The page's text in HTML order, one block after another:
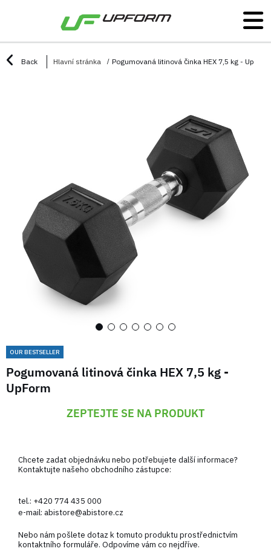
Back Hlavní stránka Pogumovaná litinová činka HEX 7,5 kg - UpForm
Pogumovaná litinová činka HEX 7,5 kg -
UpForm
OUR BESTSELLER
ZEPTEJTE SE NA PRODUKT
Chcete zadat objednávku nebo potřebujete další informace?
Kontaktujte našeho obchodního zástupce:
tel.: +420 774 435 000
e-mail: abistore@abistore.cz
Nebo nám pošlete dotaz k tomuto produktu prostřednictvím
kontaktního formuláře. Odpovíme vám co nejdříve.